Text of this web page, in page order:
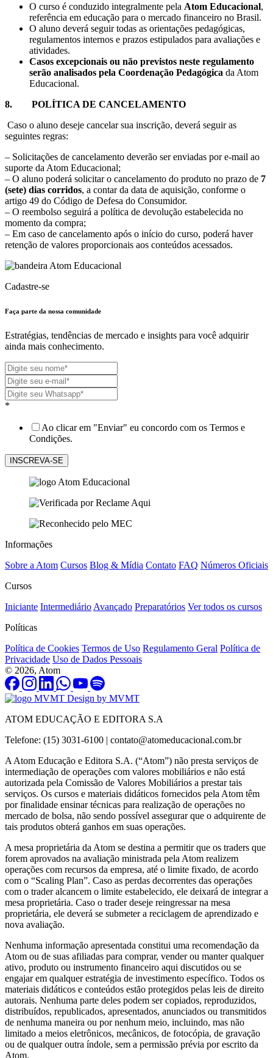
O curso é conduzido integralmente pela Atom Educacional,
referência em educação para o mercado financeiro no Brasil.
O aluno deverá seguir todas as orientações pedagógicas,
regulamentos internos e prazos estipulados para avaliações e
atividades.
Casos excepcionais ou não previstos neste regulamento
serão analisados pela Coordenação Pedagógica da Atom
Educacional.
8. POLÍTICA DE CANCELAMENTO
Caso o aluno deseje cancelar sua inscrição, deverá seguir as
seguintes regras:
– Solicitações de cancelamento deverão ser enviadas por e-mail ao
suporte da Atom Educacional;
– O aluno poderá solicitar o cancelamento do produto no prazo de 7
(sete) dias corridos, a contar da data de aquisição, conforme o
artigo 49 do Código de Defesa do Consumidor.
– O reembolso seguirá a política de devolução estabelecida no
momento da compra;
– Em caso de cancelamento após o início do curso, poderá haver
retenção de valores proporcionais aos conteúdos acessados.
Cadastre-se
Faça parte da nossa comunidade
Estratégias, tendências de mercado e insights para você adquirir
ainda mais conhecimento.
*
Ao clicar em "Enviar" eu concordo com os Termos e
Condições.
Informações
Sobre a Atom Cursos Blog & Mídia Contato FAQ Números Oficiais
Cursos
Iniciante Intermediário Avançado Preparatórios Ver todos os cursos
Políticas
Política de Cookies Termos de Uso Regulamento Geral Política de
Privacidade Uso de Dados Pessoais
© 2026, Atom
Design by MVMT
ATOM EDUCAÇÃO E EDITORA S.A
Telefone: (15) 3031-6100 | contato@atomeducacional.com.br
A Atom Educação e Editora S.A. (“Atom”) não presta serviços de
intermediação de operações com valores mobiliários e não está
autorizada pela Comissão de Valores Mobiliários a prestar tais
serviços. Os cursos e materiais didáticos fornecidos pela Atom têm
por finalidade ensinar técnicas para realização de operações no
mercado de bolsa, não sendo possível assegurar que o adquirente de
tais produtos obterá ganhos em suas operações.
A mesa proprietária da Atom se destina a permitir que os traders que
forem aprovados na avaliação ministrada pela Atom realizem
operações com recursos da empresa, até o limite fixado, de acordo
com o “Scaling Plan”. Caso as perdas decorrentes das operações
com o trader alcancem o limite estabelecido, ele deixará de integrar a
mesa proprietária. Caso o trader deseje reingressar na mesa
proprietária, ele deverá se submeter a reciclagem de aprendizado e
nova avaliação.
Nenhuma informação apresentada constitui uma recomendação da
Atom ou de suas afiliadas para comprar, vender ou manter qualquer
ativo, produto ou instrumento financeiro aqui discutidos ou se
engajar em qualquer estratégia de investimento específico. Todos os
materiais didáticos e conteúdos estão protegidos pelas leis de direito
autorais. Nenhuma parte deles podem ser copiados, reproduzidos,
distribuídos, republicados, apresentados, anunciados ou transmitidos
de nenhuma maneira ou por nenhum meio, incluindo, mas não
limitado a meios eletrônicos, mecânicos, de fotocópia, de gravação
ou de qualquer outra índole, sem a permissão prévia por escrito da
Atom.